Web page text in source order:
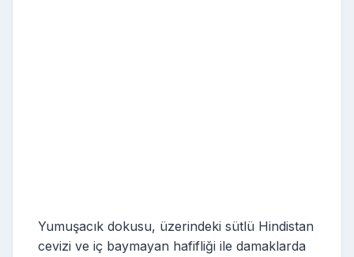
Yumuşacık dokusu, üzerindeki sütlü Hindistan
cevizi ve iç baymayan hafifliği ile damaklarda